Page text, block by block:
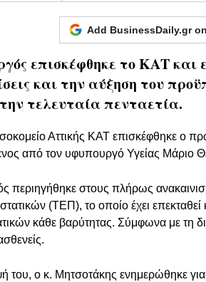
Add BusinessDaily.gr on
επισκέφθηκε το ΚΑΤ και
και την αύξηση του
τελευταία πενταετία.
Αττικής ΚΑΤ επισκέφθηκε ο
από τον υφυπουργό Υγείας Μάριο
στους πλήρως
(ΤΕΠ), το οποίο έχει επεκταθεί
κάθε βαρύτητας. Σύμφωνα με τη
του, ο κ. Μητσοτάκης ενημερώθηκε για